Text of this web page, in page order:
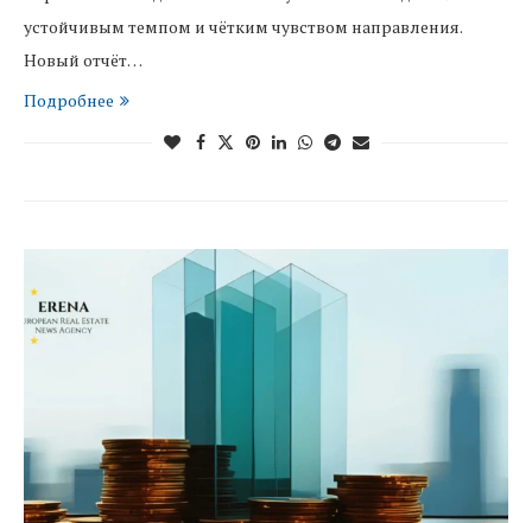
устойчивым темпом и чётким чувством направления.
Новый отчёт…
Подробнее